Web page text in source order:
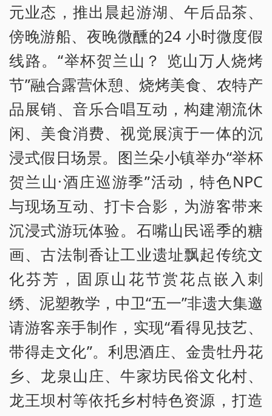
元业态，推出晨起游湖、午后品茶、
傍晚游船、夜晚微醺的24 小时微度假
线路。“举杯贺兰山？ 览山万人烧烤
节”融合露营休憩、烧烤美食、农特产
品展销、音乐合唱互动，构建潮流休
闲、美食消费、视觉展演于一体的沉
浸式假日场景。图兰朵小镇举办“举杯
贺兰山·酒庄巡游季”活动，特色NPC
与现场互动、打卡合影，为游客带来
沉浸式游玩体验。石嘴山民谣季的糖
画、古法制香让工业遗址飘起传统文
化芬芳，固原山花节赏花点嵌入刺
绣、泥塑教学，中卫“五一”非遗大集邀
请游客亲手制作，实现“看得见技艺、
带得走文化”。利思酒庄、金贵牡丹花
乡、龙泉山庄、牛家坊民俗文化村、
龙王坝村等依托乡村特色资源，打造